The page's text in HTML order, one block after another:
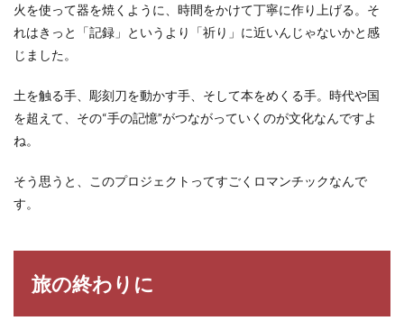
火を使って器を焼くように、時間をかけて丁寧に作り上げる。そ
れはきっと「記録」というより「祈り」に近いんじゃないかと感
じました。
土を触る手、彫刻刀を動かす手、そして本をめくる手。時代や国
を超えて、その“手の記憶”がつながっていくのが文化なんですよ
ね。
そう思うと、このプロジェクトってすごくロマンチックなんで
す。
旅の終わりに